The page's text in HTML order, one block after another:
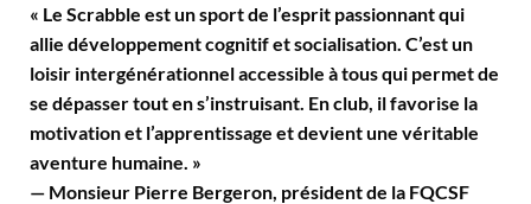
« Le Scrabble est un sport de l’esprit passionnant qui
allie développement cognitif et socialisation. C’est un
loisir intergénérationnel accessible à tous qui permet de
se dépasser tout en s’instruisant. En club, il favorise la
motivation et l’apprentissage et devient une véritable
aventure humaine. »
— Monsieur Pierre Bergeron, président de la FQCSF